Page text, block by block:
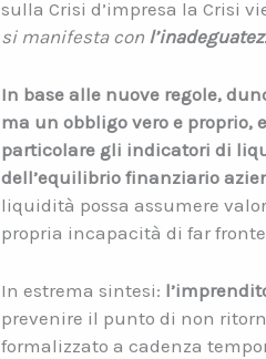
sulla Crisi d’impresa la Crisi
si manifesta con
In base alle nuove regole,
ma un obbligo vero e proprio,
particolare gli indicatori di
dell’equilibrio finanziario
liquidità possa assumere
propria incapacità di far
In estrema sintesi:
prevenire il punto di non
formalizzato a cadenza